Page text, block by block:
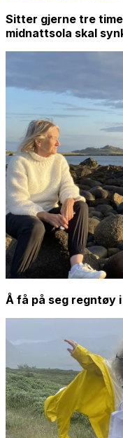
Sitter gjerne tre
midnattsola skal
Å få på seg regntøy